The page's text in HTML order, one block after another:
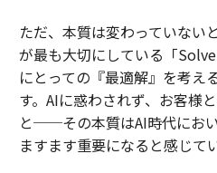
ただ、本質は変わっていない
が最も大切にしている「
にとっての『最適解』を考え
す。AIに惑わされず、お客様
と──その本質はAI時代にお
ますます重要になると感じて